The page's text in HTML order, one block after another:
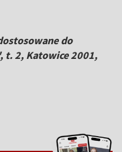
do
t. 2, Katowice 2001,